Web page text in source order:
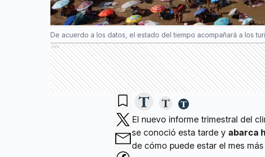
De acuerdo a los datos, el estado del tiempo acompañará a los
Ads
El nuevo informe trimestral del
se conoció esta tarde y abarca
de cómo puede estar el mes